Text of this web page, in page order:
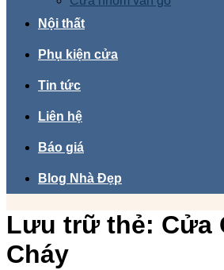
Nội thất
Phụ kiện cửa
Tin tức
Liên hệ
Báo giá
Blog Nhà Đẹp
Lưu trữ thẻ: Cửa
Cháy